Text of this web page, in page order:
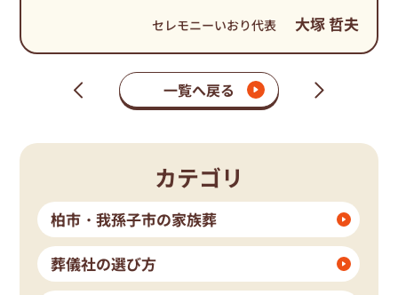
セレモニーいおり代表 大塚 哲夫
ー
一覧へ戻る
前
ー
カテゴリ
柏市・我孫子市の家族葬
葬儀社の選び方